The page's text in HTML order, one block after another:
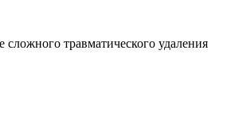
травматического удаления